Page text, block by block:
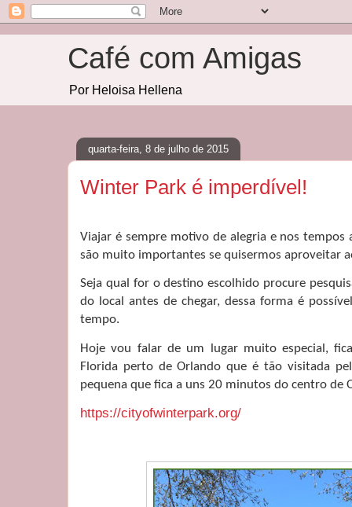
Café com Amigas
Por Heloisa Hellena
quarta-feira, 8 de julho de 2015
Winter Park é imperdível!
Viajar é sempre motivo de alegria e nos tempos
são muito importantes se quisermos aproveitar
Seja qual for o destino escolhido procure
do local antes de chegar, dessa forma é
tempo.
Hoje vou falar de um lugar muito especial,
Florida perto de Orlando que é tão visitada
pequena que fica a uns 20 minutos do centro de
https://cityofwinterpark.org/